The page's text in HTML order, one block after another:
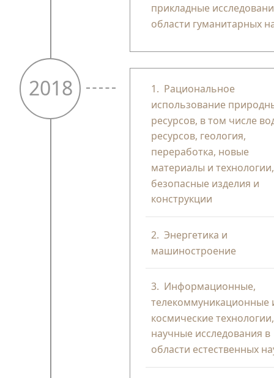
прикладные
области гуманитарных
2018 1. Рациональное
использование
ресурсов, в том числе
ресурсов, геология,
переработка, новые
материалы и технологии,
безопасные изделия и
конструкции
2.Энергетика и
машиностроение
3. Информационные,
телекоммуникационные
космические технологии,
научные исследования в
области естественных